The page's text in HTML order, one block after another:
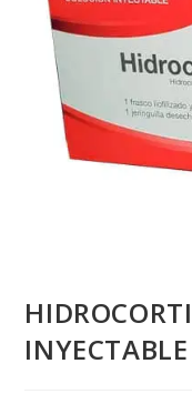
INYECTABLE